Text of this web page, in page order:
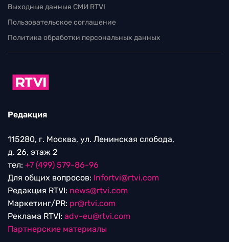
Выходные данные СМИ RTVI
Пользовательское соглашение
Политика обработки персональных данных
Редакция
115280, г. Москва, ул. Ленинская слобода,
д. 26, этаж 2
тел: +7 (499) 579-86-96
Для общих вопросов: Infortvi@rtvi.com
Редакция RTVI: news@rtvi.com
Маркетинг/PR: pr@rtvi.com
Реклама RTVI: adv-eu@rtvi.com
Партнерские материалы